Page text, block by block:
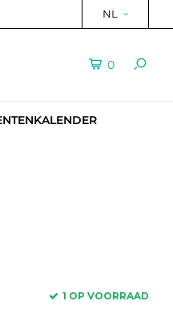
NL
0
1 OP VOORRAAD